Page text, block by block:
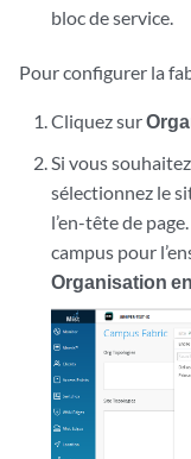
bloc de service.
Pour configurer la
Cliquez sur
Si vous
sélectionnez le
l’en-tête de
campus pour
Organisation